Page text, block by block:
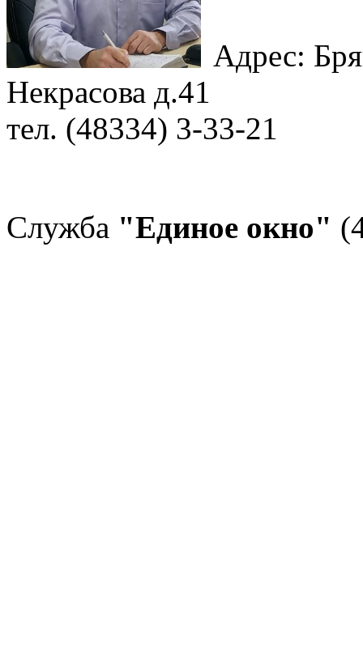
Адрес:
Некрасова д.41
тел. (48334) 3-33-21
Служба "Единое окно"